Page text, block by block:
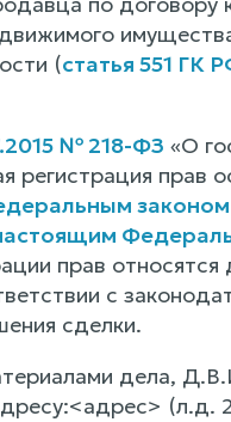
(статья 551 ГК
№ 218-ФЗ «О
регистрация прав
законом
прав
с
сделки.
дела,
(л.д.